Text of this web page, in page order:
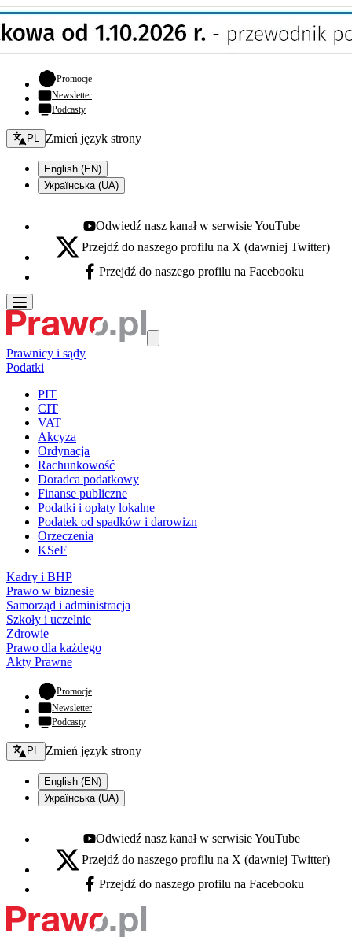
Promocje- otwiera się w nowej karcie
Newsletter
Podcasty
Zmień język - bieżący:
PL Zmień język strony
English (EN)
Українська (UA)
Youtube - otwiera się w nowej karcie
Odwiedź nasz kanał w serwisie YouTube
X - otwiera się w nowej karcie
Przejdź do naszego profilu na X (dawniej Twitter)
Facebook - otwiera się w nowej karcie
Przejdź do naszego profilu na Facebooku
Prawnicy i sądy
Podatki
PIT
CIT
VAT
Akcyza
Ordynacja
Rachunkowość
Doradca podatkowy
Finanse publiczne
Podatki i opłaty lokalne
Podatek od spadków i darowizn
Orzeczenia
KSeF
Kadry i BHP
Prawo w biznesie
Samorząd i administracja
Szkoły i uczelnie
Zdrowie
Prawo dla każdego
Akty Prawne
Promocje- otwiera się w nowej karcie
Newsletter
Podcasty
Zmień język - bieżący:
PL Zmień język strony
English (EN)
Українська (UA)
Youtube - otwiera się w nowej karcie
Odwiedź nasz kanał w serwisie YouTube
X - otwiera się w nowej karcie
Przejdź do naszego profilu na X (dawniej Twitter)
Facebook - otwiera się w nowej karcie
Przejdź do naszego profilu na Facebooku